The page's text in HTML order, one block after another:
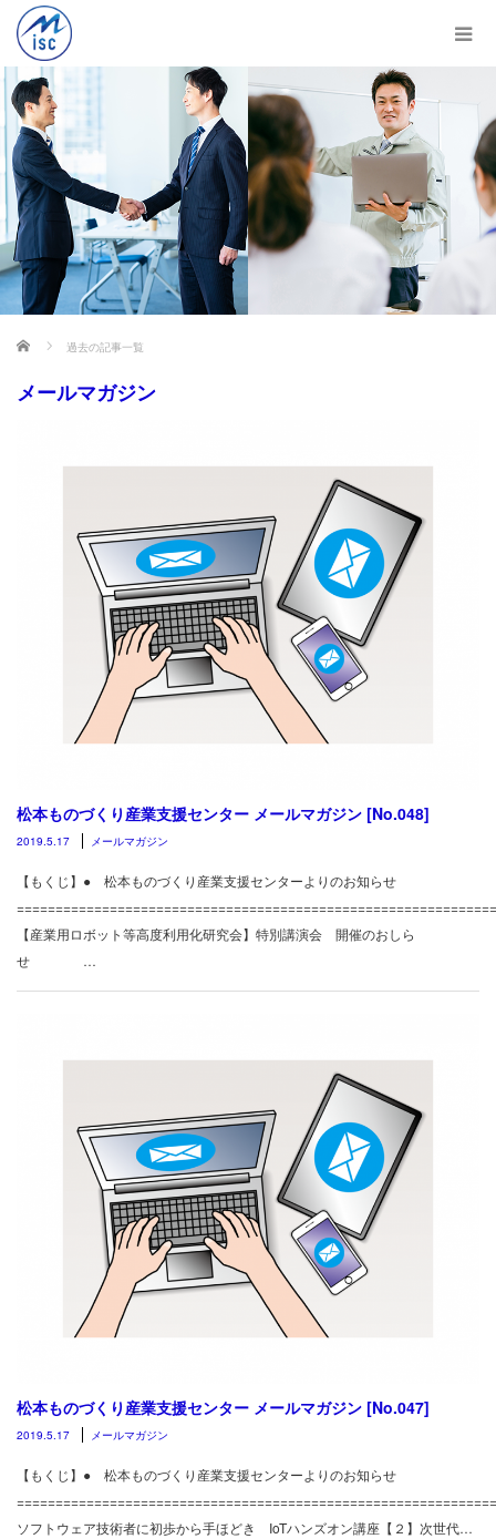
ホーム 過去の記事一覧
メールマガジン
松本ものづくり産業支援センター メールマガジン [No.048]
2019.5.17 メールマガジン
【もくじ】● 松本ものづくり産業支援センターよりのお知らせ
【産業用ロボット等高度利用化研究会】特別講演会 開催のおしら
せ …
松本ものづくり産業支援センター メールマガジン [No.047]
2019.5.17 メールマガジン
【もくじ】● 松本ものづくり産業支援センターよりのお知らせ
ソフトウェア技術者に初歩から手ほどき IoTハンズオン講座【２】次世代…